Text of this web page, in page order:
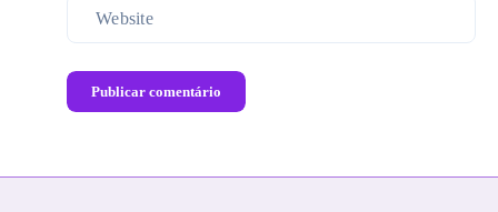
Publicar comentário